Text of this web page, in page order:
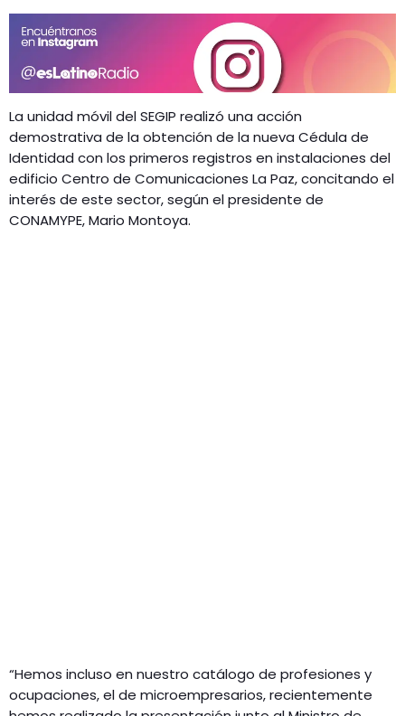
La unidad móvil del SEGIP realizó una acción
demostrativa de la obtención de la nueva Cédula de
Identidad con los primeros registros en instalaciones del
edificio Centro de Comunicaciones La Paz, concitando el
interés de este sector, según el presidente de
CONAMYPE, Mario Montoya.
“Hemos incluso en nuestro catálogo de profesiones y
ocupaciones, el de microempresarios, recientemente